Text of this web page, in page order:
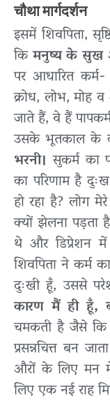
चौथा मार्गदर्शन
इसमें शिवपिता,
किमनुष्य के सुख
पर आधारित
क्रोध, लोभ, मोह
जाते हैं, वे हैं
उसके भूतकाल के
भरनी। सुकर्म का
का परिणाम है
हो रहा है? लोग
क्यों झेलना पड़ता
थे और डिप्रेशन
शिवपिता ने कर्म
दुःखी हूँ, उससे
कारण मैं ही हूँ,
चमकती है जैसे कि
प्रसन्नचित्त बन
औरों के लिए मन
लिए एक नई राह